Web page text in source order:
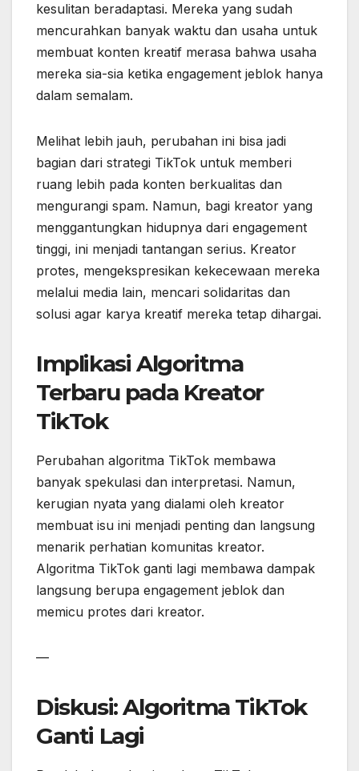
kesulitan beradaptasi. Mereka yang sudah
mencurahkan banyak waktu dan usaha untuk
membuat konten kreatif merasa bahwa usaha
mereka sia-sia ketika engagement jeblok hanya
dalam semalam.
Melihat lebih jauh, perubahan ini bisa jadi
bagian dari strategi TikTok untuk memberi
ruang lebih pada konten berkualitas dan
mengurangi spam. Namun, bagi kreator yang
menggantungkan hidupnya dari engagement
tinggi, ini menjadi tantangan serius. Kreator
protes, mengekspresikan kekecewaan mereka
melalui media lain, mencari solidaritas dan
solusi agar karya kreatif mereka tetap dihargai.
Implikasi Algoritma
Terbaru pada Kreator
TikTok
Perubahan algoritma TikTok membawa
banyak spekulasi dan interpretasi. Namun,
kerugian nyata yang dialami oleh kreator
membuat isu ini menjadi penting dan langsung
menarik perhatian komunitas kreator.
Algoritma TikTok ganti lagi membawa dampak
langsung berupa engagement jeblok dan
memicu protes dari kreator.
—
Diskusi: Algoritma TikTok
Ganti Lagi